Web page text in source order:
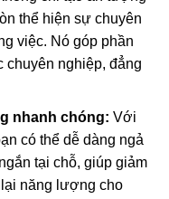
thể hiện sự chuyên
việc. Nó góp phần
chuyên nghiệp, đẳng
nhanh chóng: Với
có thể dễ dàng ngả
tại chỗ, giúp giảm
năng lượng cho